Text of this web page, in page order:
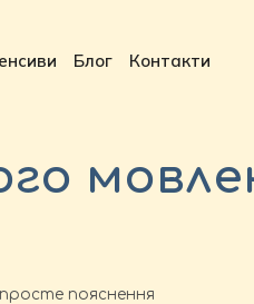
Блог Контакти
пояснення